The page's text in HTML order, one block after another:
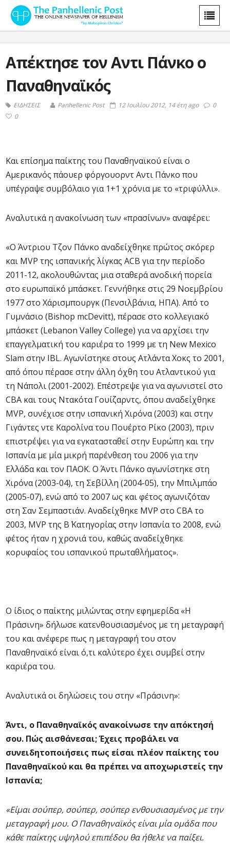
Απέκτησε τον Αντι Πάνκο ο
Παναθηναϊκός
ΕΙΔΗΣΕΙΣ Panhellenic Post 12 Ιουλίου 2012, 14 έτη ago
0
0
Και επίσημα παίκτης του Παναθηναϊκού είναι ο
Αμερικανός πάουερ φόργουορντ Αντι Πάνκο που
υπέγραψε συμβόλαιο για 1+1 χρόνια με το «τριφύλλι».
Αναλυτικά η ανακοίνωση των «πρασίνων» αναφέρει:
«Ο Άντριου Τζον Πάνκο αναδείχθηκε πρώτος σκόρερ
και MVP της ισπανικής λίγκας ACB για την περίοδο
2011-12, ακολουθώντας μια σταθερά ανοδική πορεία
στο ευρωπαϊκό μπάσκετ. Γεννήθηκε στις 29 Νοεμβρίου
1977 στο Χάρισμπουργκ (Πενσιλβάνια, ΗΠΑ). Από το
Γυμνάσιο (Bishop mcDevitt), πέρασε στο κολλεγιακό
μπάσκετ (Lebanon Valley College) για να αρχίσει την
επαγγελματική του καριέρα το 1999 με τη New Mexico
Slam στην IBL. Αγωνίστηκε στους Ατλάντα Χοκς το 2001,
από όπου πέρασε στην άλλη όχθη του Ατλαντικού για
τη Νάπολι (2001-2002). Επέστρεψε για να αγωνιστεί στο
CBA και τους Ντακότα Γουίζαρντς, όπου αναδείχθηκε
MVP, συνέχισε στην ισπανική Χιρόνα (2003) και στην
Γιγάντες ντε Καρολίνα του Πουέρτο Ρίκο (2003), πριν
επιστρέψει για να εγκατασταθεί στην Ευρώπη και την
Ισπανία με μία μικρή παρένθεση του 2006 για την
Ελλάδα και τον ΠΑΟΚ. Ο Άντι Πάνκο αγωνίστηκε στη
Χιρόνα (2003-04), τη Σεβίλλη (2004-05), την Μπιλμπάο
(2005-07), ενώ από το 2007 ως και φέτος αγωνιζόταν
στη Σαν Σεμπαστιάν. Αναδείχθηκε MVP στο CBA το
2003, MVP της Β΄ Κατηγορίας στην Ισπανία το 2008, ενώ
φέτος ήταν η χρονιά του, καθώς αναδείχθηκε
κορυφαίος του ισπανικού πρωταθλήματος».
O ίδιος ο παίκτης μιλώντας στην εφημερίδα «Η
Πράσινη» δήλωσε κατενθουσιασμένος με τη μεταγραφή
του και ανέφερε πως η μεταγραφή του στον
Παναθηναϊκό είναι ό,τι καλύτερο έχει συμβεί στην
καριέρα του.
Αναλυτικά οι δηλώσεις του στην «Πράσινη»:
Άντι, ο Παναθηναϊκός ανακοίνωσε την απόκτησή
σου. Πώς αισθάνεσαι; Έχεις προβάλει να
συνειδητοποιήσεις πως είσαι πλέον παίκτης του
Παναθηναϊκού και θα πρέπει να αποχωριστείς την
Ισπανία;
«Είμαι σούπερ, σούπερ, σούπερ ενθουσιασμένος με την
μεταγραφή μου. Ο Παναθηναϊκός είναι μία ομάδα που
κάθε παίκτης υψηλού επιπέδου θα ήθελε να παίξει.